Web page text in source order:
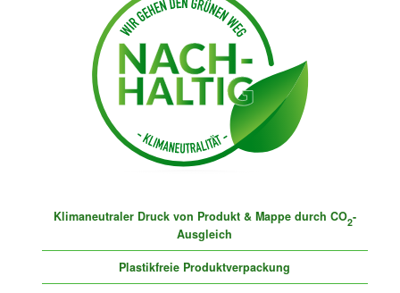
Klimaneutraler Druck von Produkt & Mappe durch CO2-
Ausgleich
Plastikfreie Produktverpackung